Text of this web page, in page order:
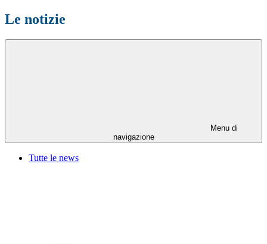
Le notizie
Menu di
navigazione
Tutte le news